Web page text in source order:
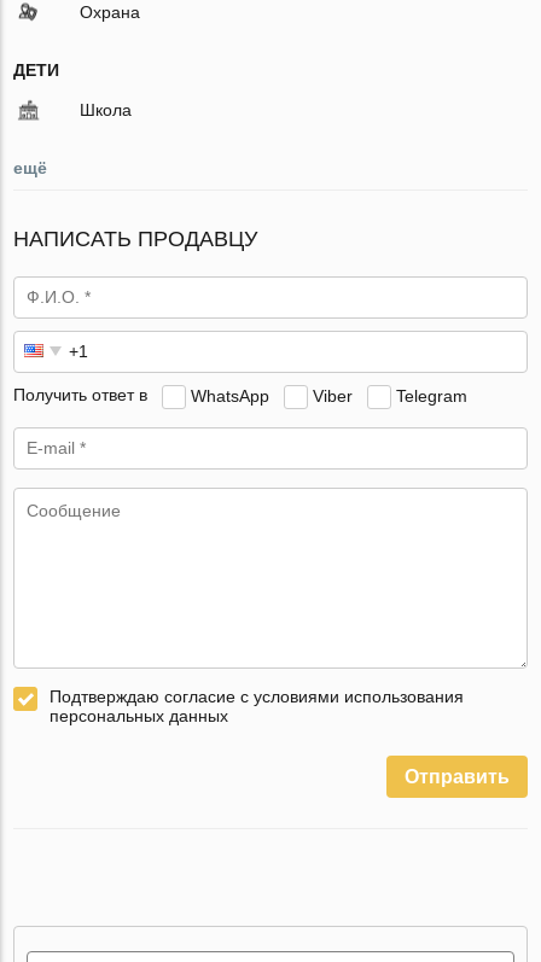
Охрана
ДЕТИ
Школа
ещё
НАПИСАТЬ ПРОДАВЦУ
Получить ответ в WhatsApp Viber Telegram
Подтверждаю согласие с условиями использования
персональных данных
Отправить